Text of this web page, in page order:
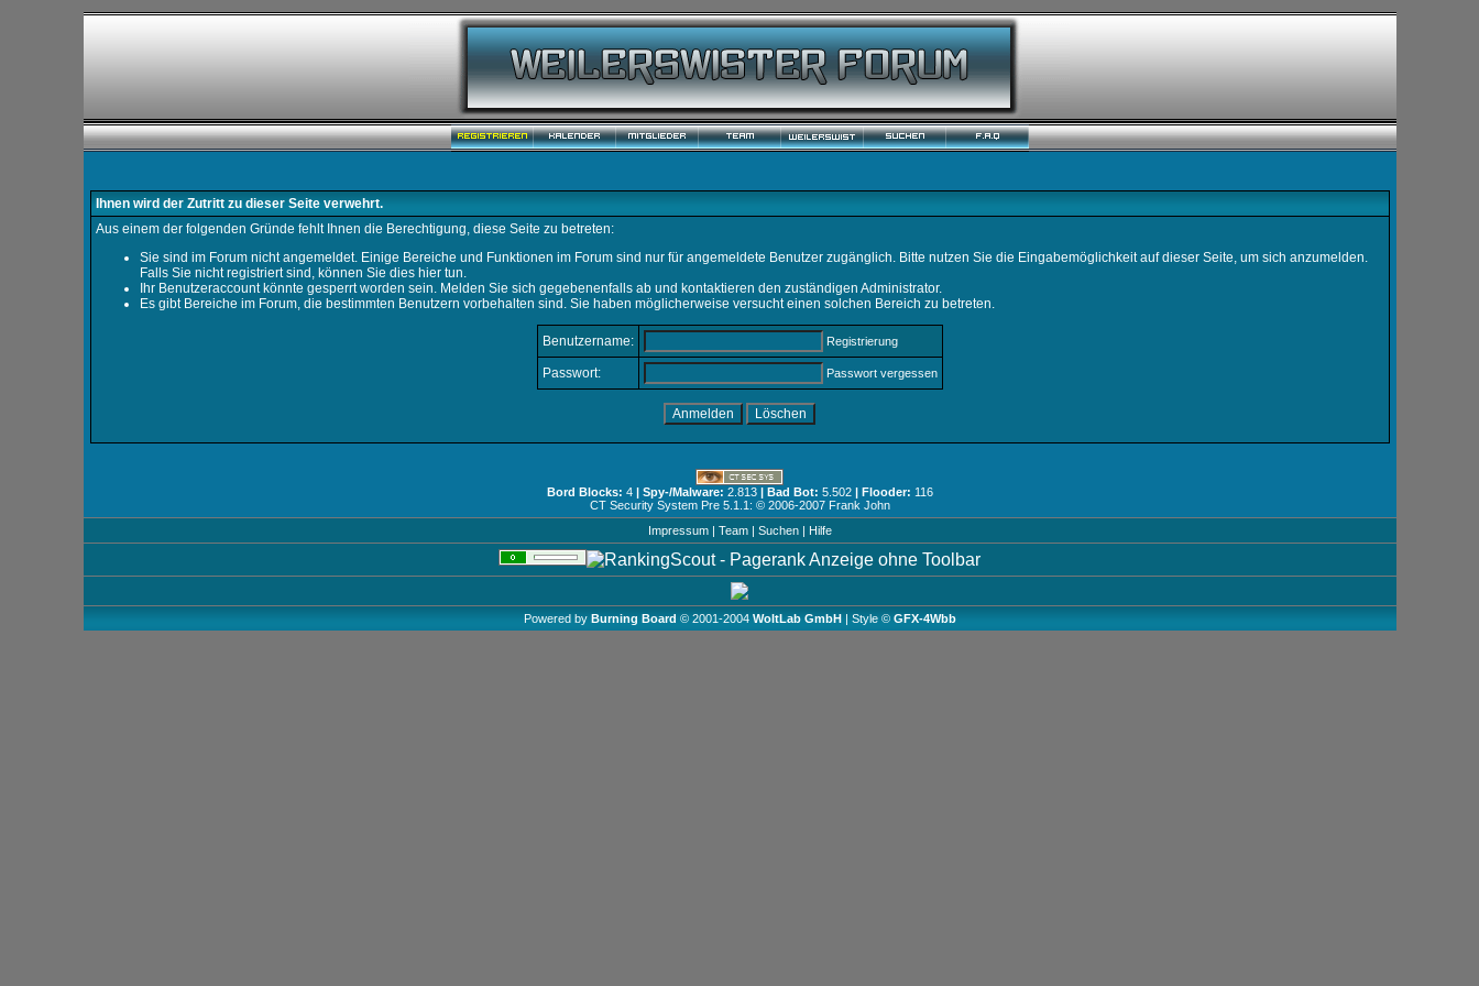
Ihnen wird der Zutritt zu dieser Seite verwehrt.
Aus einem der folgenden Gründe fehlt Ihnen die Berechtigung, diese Seite zu betreten:
Sie sind im Forum nicht angemeldet. Einige Bereiche und Funktionen im Forum sind nur für angemeldete Benutzer zugänglich. Bitte nutzen Sie die Eingabemöglichkeit auf dieser Seite, um sich anzumelden.
Falls Sie nicht registriert sind, können Sie dies hier tun.
Ihr Benutzeraccount könnte gesperrt worden sein. Melden Sie sich gegebenenfalls ab und kontaktieren den zuständigen Administrator.
Es gibt Bereiche im Forum, die bestimmten Benutzern vorbehalten sind. Sie haben möglicherweise versucht einen solchen Bereich zu betreten.
Benutzername: Registrierung
Passwort: Passwort vergessen
Bord Blocks: 4 | Spy-/Malware: 2.813 | Bad Bot: 5.502 | Flooder: 116
CT Security System Pre 5.1.1: © 2006-2007 Frank John
Impressum| Team| Suchen| Hilfe
Powered by Burning Board © 2001-2004 WoltLab GmbH| Style © GFX-4Wbb